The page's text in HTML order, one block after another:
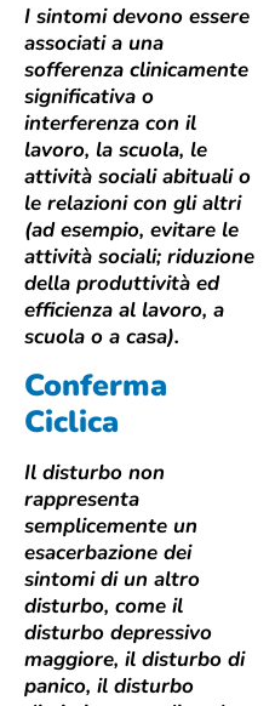
I sintomi devono essere
associati a una
sofferenza clinicamente
significativa o
interferenza con il
lavoro, la scuola, le
attività sociali abituali o
le relazioni con gli altri
(ad esempio, evitare le
attività sociali; riduzione
della produttività ed
efficienza al lavoro, a
scuola o a casa).
Conferma
Ciclica
Il disturbo non
rappresenta
semplicemente un
esacerbazione dei
sintomi di un altro
disturbo, come il
disturbo depressivo
maggiore, il disturbo di
panico, il disturbo